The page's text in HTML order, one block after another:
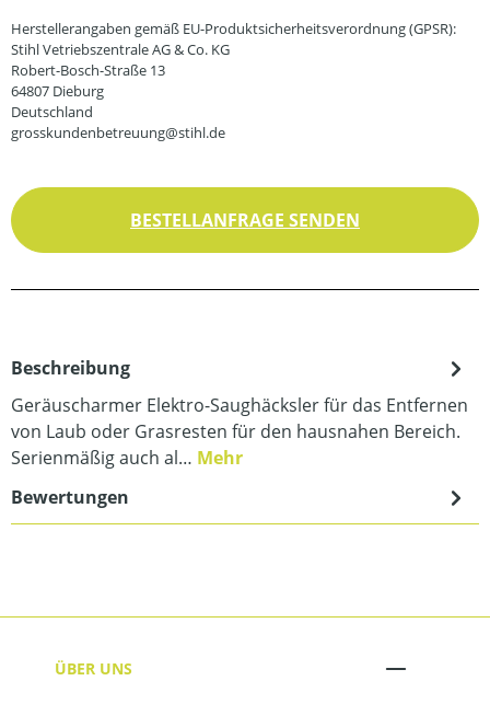
Herstellerangaben gemäß EU-Produktsicherheitsverordnung (GPSR):
Stihl Vetriebszentrale AG & Co. KG
Robert-Bosch-Straße 13
64807 Dieburg
Deutschland
grosskundenbetreuung@stihl.de
BESTELLANFRAGE SENDEN
Beschreibung
Geräuscharmer Elektro-Saughäcksler für das Entfernen
von Laub oder Grasresten für den hausnahen Bereich.
Serienmäßig auch al… Mehr
Bewertungen
ÜBER UNS